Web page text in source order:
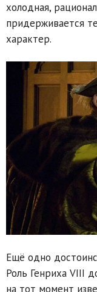
холодная,
придерживается
характер.
Ещё одно
Роль Генриха VIII
на тот момент